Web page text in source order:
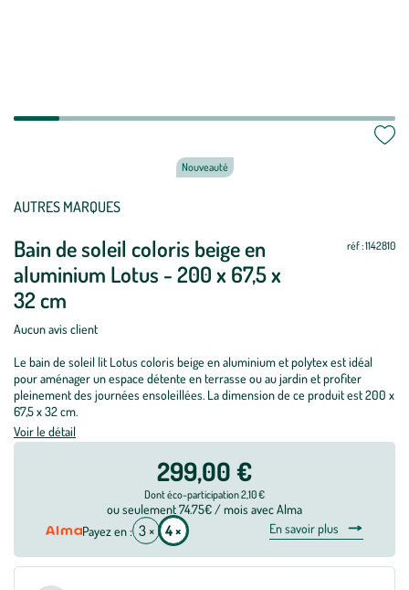
Nouveauté
AUTRES MARQUES
Bain de soleil coloris beige en
aluminium Lotus - 200 x 67,5 x
32 cm
réf : 1142810
Aucun avis client
Le bain de soleil lit Lotus coloris beige en aluminium et polytex est idéal
pour aménager un espace détente en terrasse ou au jardin et profiter
pleinement des journées ensoleillées. La dimension de ce produit est 200 x
67,5 x 32 cm.
Voir le détail
299,00 €
Dont éco-participation 2,10 €
ou seulement 74.75€ / mois avec Alma
Payez en : 3 × 4 × En savoir plus